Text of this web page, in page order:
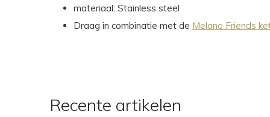
materiaal: Stainless steel
Draag in combinatie met de Melano Friends
Recente artikelen